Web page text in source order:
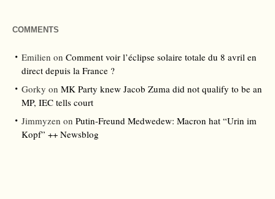
COMMENTS
Emilien on Comment voir l’éclipse solaire totale du 8 avril en
direct depuis la France ?
Gorky on MK Party knew Jacob Zuma did not qualify to be an
MP, IEC tells court
Jimmyzen on Putin-Freund Medwedew: Macron hat “Urin im
Kopf” ++ Newsblog